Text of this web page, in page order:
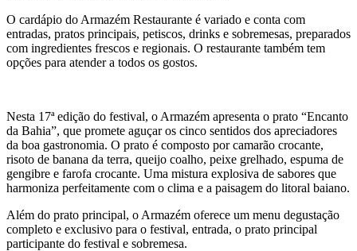
O cardápio do Armazém Restaurante é variado e conta com
entradas, pratos principais, petiscos, drinks e sobremesas, preparados
com ingredientes frescos e regionais. O restaurante também tem
opções para atender a todos os gostos.
Nesta 17ª edição do festival, o Armazém apresenta o prato “Encanto
da Bahia”, que promete aguçar os cinco sentidos dos apreciadores
da boa gastronomia. O prato é composto por camarão crocante,
risoto de banana da terra, queijo coalho, peixe grelhado, espuma de
gengibre e farofa crocante. Uma mistura explosiva de sabores que
harmoniza perfeitamente com o clima e a paisagem do litoral baiano.
Além do prato principal, o Armazém oferece um menu degustação
completo e exclusivo para o festival, entrada, o prato principal
participante do festival e sobremesa.